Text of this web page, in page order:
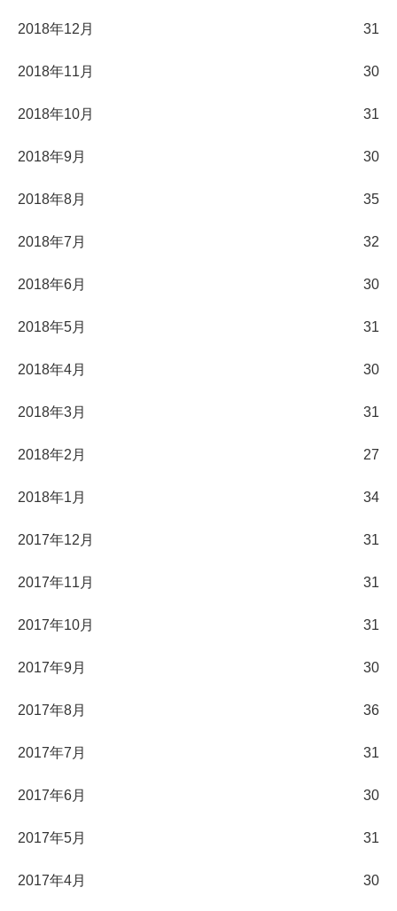
2018年12月 31
2018年11月 30
2018年10月 31
2018年9月 30
2018年8月 35
2018年7月 32
2018年6月 30
2018年5月 31
2018年4月 30
2018年3月 31
2018年2月 27
2018年1月 34
2017年12月 31
2017年11月 31
2017年10月 31
2017年9月 30
2017年8月 36
2017年7月 31
2017年6月 30
2017年5月 31
2017年4月 30